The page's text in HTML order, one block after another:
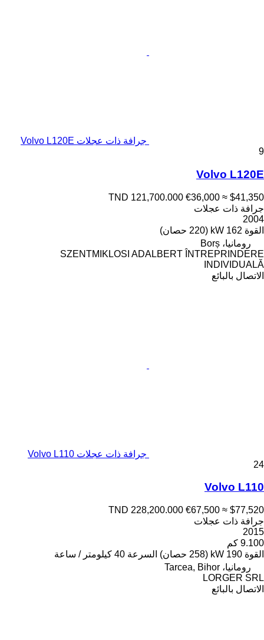
جرافة ذات عجلات Volvo L120E
9
Volvo L120E
TND 121,700.000 €36,000 ≈ $41,350
جرافة ذات عجلات
2004
القوة 162 kW (220 حصان)
رومانيا، Borș
SZENTMIKLOSI ADALBERT ÎNTREPRINDERE
INDIVIDUALĂ
الاتصال بالبائع
جرافة ذات عجلات Volvo L110
24
Volvo L110
TND 228,200.000 €67,500 ≈ $77,520
جرافة ذات عجلات
2015
9.100 كم
القوة 190 kW (258 حصان) السرعة 40 كيلومتر / ساعة
رومانيا، Tarcea, Bihor
LORGER SRL
الاتصال بالبائع